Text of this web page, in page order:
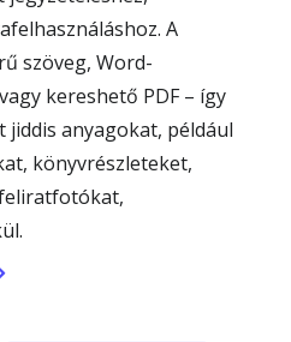
A
szöveg, Word-
kereshető PDF – így
anyagokat, például
könyvrészleteket,